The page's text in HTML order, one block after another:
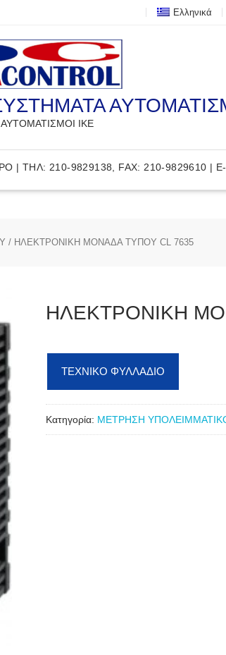
Ελληνικά
ΙΚΕ
| ΤΗΛ: 210-9829138, FAX: 210-9829610 |
/ ΗΛΕΚΤΡΟΝΙΚΗ ΜΟΝΑΔΑ ΤΥΠΟΥ CL 7635
ΗΛΕΚΤΡΟΝΙΚΗ
ΤΕΧΝΙΚΟ ΦΥΛΛΑΔΙΟ
Κατηγορία: ΜΕΤΡΗΣΗ